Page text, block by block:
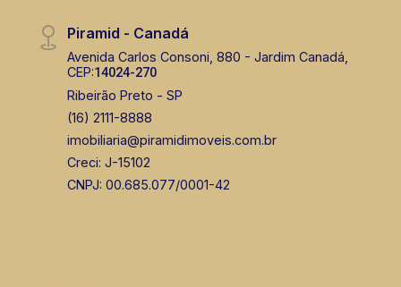
Piramid - Canadá
Avenida Carlos Consoni, 880 - Jardim Canadá,
CEP:14024-270
Ribeirão Preto - SP
(16) 2111-8888
imobiliaria@piramidimoveis.com.br
Creci: J-15102
CNPJ: 00.685.077/0001-42